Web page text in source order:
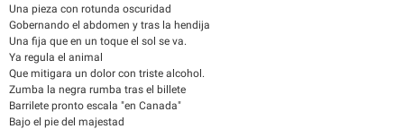
Una pieza con rotunda oscuridad
Gobernando el abdomen y tras la hendija
Una fija que en un toque el sol se va.
Ya regula el animal
Que mitigara un dolor con triste alcohol.
Zumba la negra rumba tras el billete
Barrilete pronto escala "en Canada"
Bajo el pie del majestad